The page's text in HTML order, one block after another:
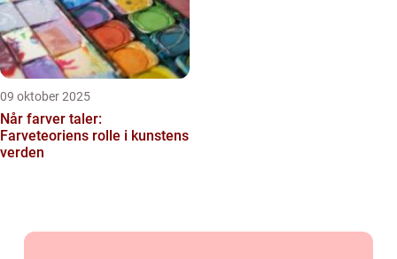
09 oktober 2025
Når farver taler:
Farveteoriens rolle i kunstens
verden